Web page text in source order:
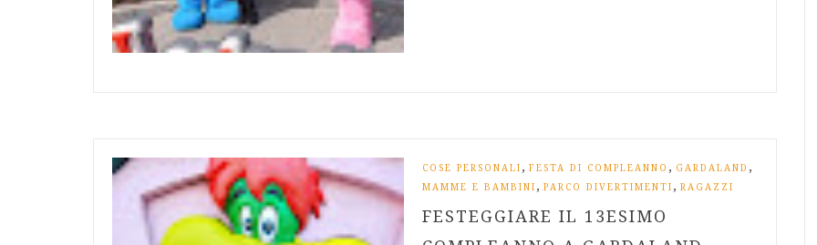
COSE PERSONALI , FESTA DI COMPLEANNO , GARDALAND ,
MAMME E BAMBINI , PARCO DIVERTIMENTI , RAGAZZI
FESTEGGIARE IL 13ESIMO